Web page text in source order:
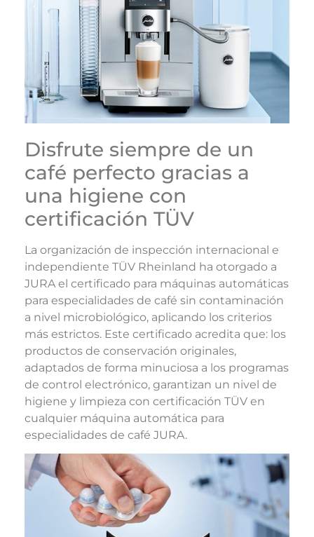
Disfrute siempre de un
café perfecto gracias a
una higiene con
certificación TÜV
La organización de inspección internacional e
independiente TÜV Rheinland ha otorgado a
JURA el certificado para máquinas automáticas
para especialidades de café sin contaminación
a nivel microbiológico, aplicando los criterios
más estrictos. Este certificado acredita que: los
productos de conservación originales,
adaptados de forma minuciosa a los programas
de control electrónico, garantizan un nivel de
higiene y limpieza con certificación TÜV en
cualquier máquina automática para
especialidades de café JURA.